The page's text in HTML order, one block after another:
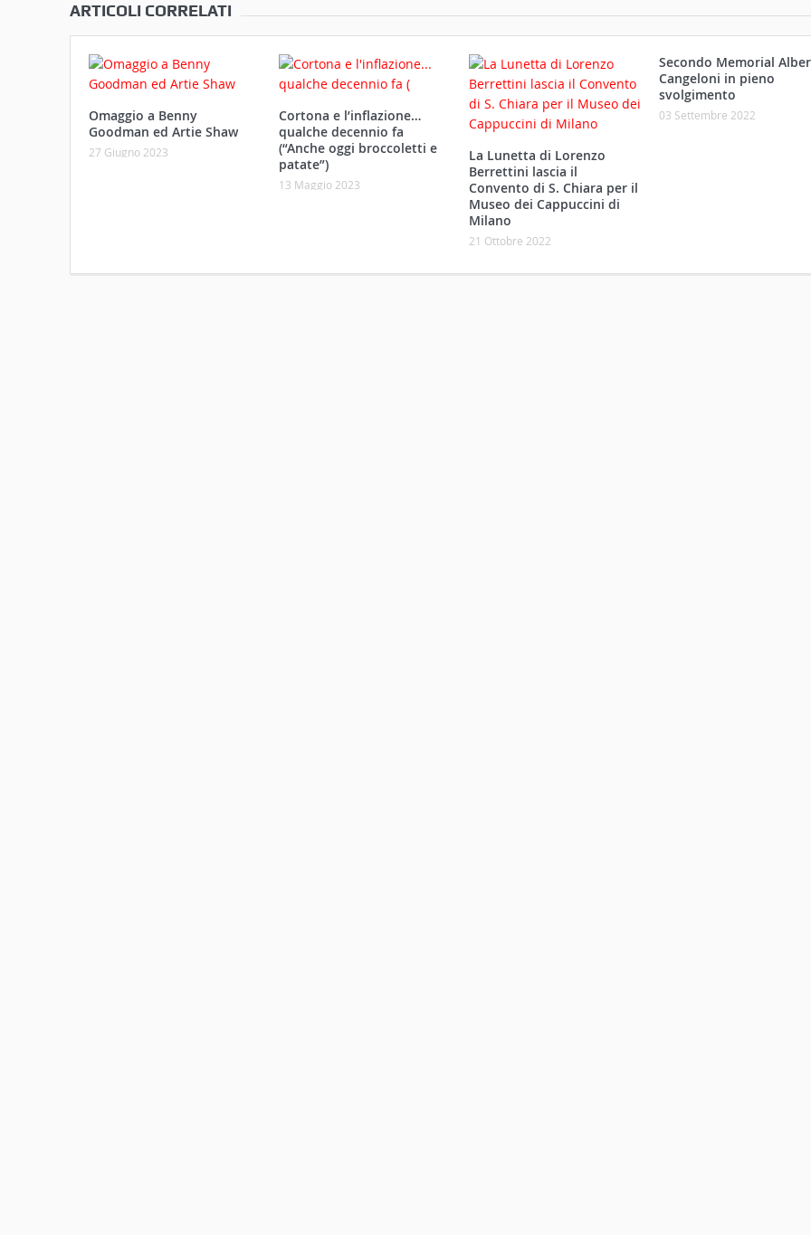
ARTICOLI CORRELATI
Omaggio a Benny
Goodman ed Artie Shaw
27 Giugno 2023
Cortona e l’inflazione…
qualche decennio fa
(“Anche oggi broccoletti e
patate”)
13 Maggio 2023
La Lunetta di Lorenzo
Berrettini lascia il
Convento di S. Chiara per il
Museo dei Cappuccini di
Milano
21 Ottobre 2022
Secondo Memorial
Cangeloni in pieno
svolgimento
03 Settembre 2022